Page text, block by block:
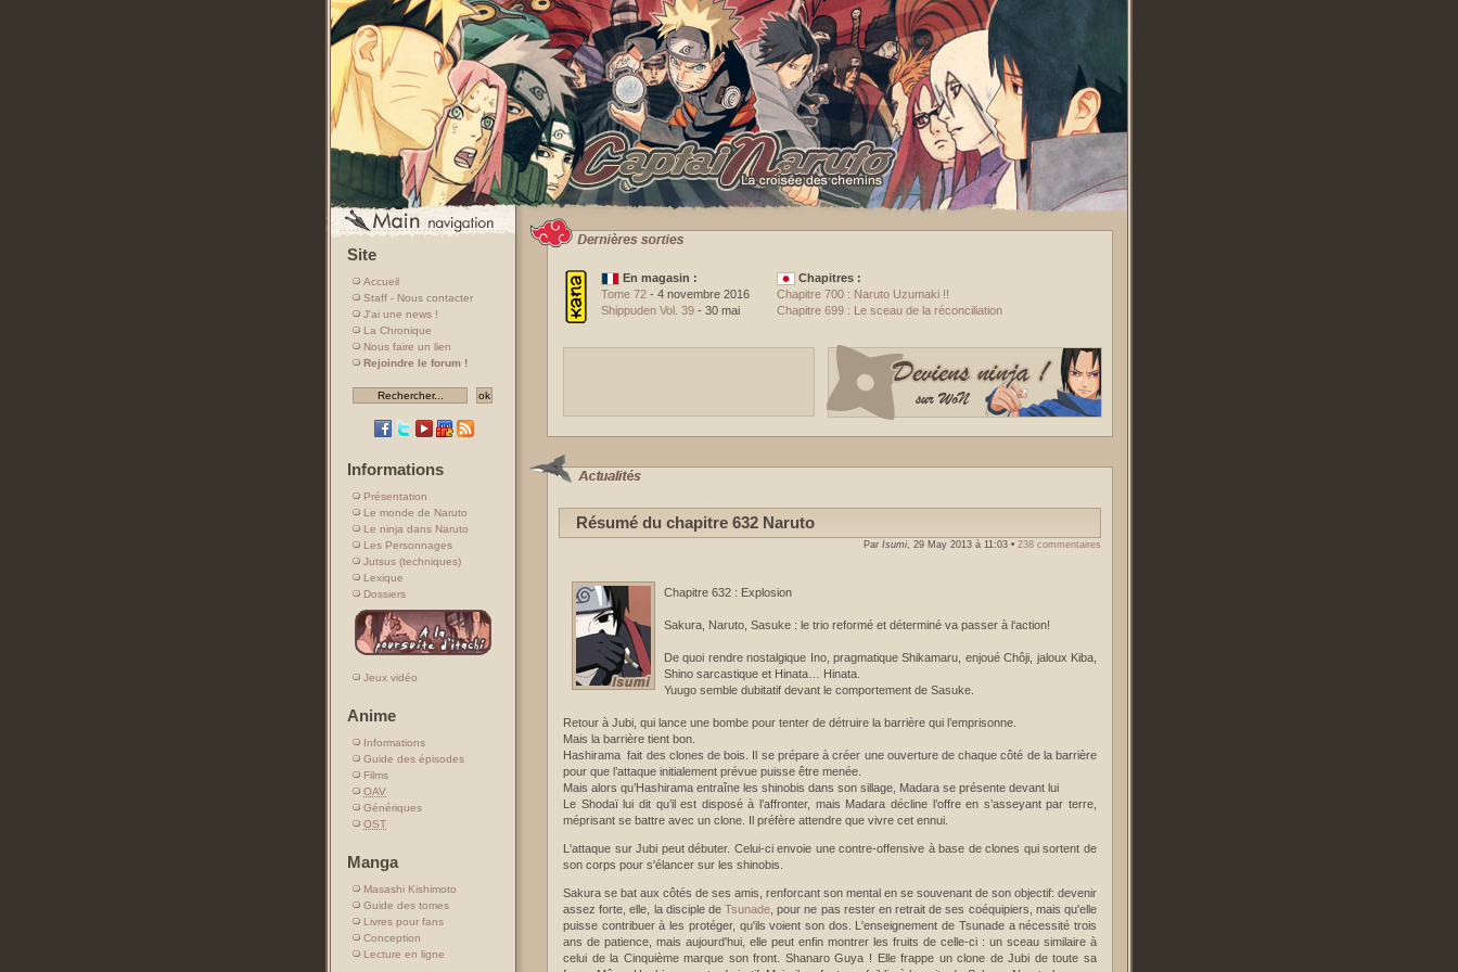
Site
Accueil
Staff - Nous contacter
J'ai une news !
La Chronique
Nous faire un lien
Rejoindre le forum !
Informations
Présentation
Le monde de Naruto
Le ninja dans Naruto
Les Personnages
Jutsus (techniques)
Lexique
Dossiers
Jeux vidéo
Anime
Informations
Guide des épisodes
Films
OAV
Génériques
OST
Manga
Masashi Kishimoto
Guide des tomes
Livres pour fans
Conception
Lecture en ligne
En magasin :
Tome 72 - 4 novembre 2016
Shippuden Vol. 39 - 30 mai
Chapitres :
Chapitre 700 : Naruto Uzumaki !!
Chapitre 699 : Le sceau de la réconciliation
Résumé du chapitre 632 Naruto
Par Isumi, 29 May 2013 à 11:03 • 238 commentaires
Chapitre 632 : Explosion
Sakura, Naruto, Sasuke : le trio reformé et déterminé va passer à l‘action!
De quoi rendre nostalgique Ino, pragmatique Shikamaru, enjoué Chôji, jaloux Kiba,
Shino sarcastique et Hinata… Hinata.
Yuugo semble dubitatif devant le comportement de Sasuke.
Retour à Jubi, qui lance une bombe pour tenter de détruire la barrière qui l’emprisonne.
Mais la barrière tient bon.
Hashirama fait des clones de bois. Il se prépare à créer une ouverture de chaque côté de la barrière
pour que l’attaque initialement prévue puisse être menée.
Mais alors qu’Hashirama entraîne les shinobis dans son sillage, Madara se présente devant lui
Le Shodaï lui dit qu’il est disposé à l’affronter, mais Madara décline l’offre en s’asseyant par terre,
méprisant se battre avec un clone. Il préfère attendre que vivre cet ennui.
L'attaque sur Jubi peut débuter. Celui-ci envoie une contre-offensive à base de clones qui sortent de
son corps pour s'élancer sur les shinobis.
Sakura se bat aux côtés de ses amis, renforcant son mental en se souvenant de son objectif: devenir
assez forte, elle, la disciple deTsunade , pour ne pas rester en retrait de ses coéquipiers, mais qu'elle
puisse contribuer à les protéger, qu'ils voient son dos. L'enseignement de Tsunade a nécessité trois
ans de patience, mais aujourd'hui, elle peut enfin montrer les fruits de celle-ci : un sceau similaire à
celui de la Cinquième marque son front. Shanaro Guya ! Elle frappe un clone de Jubi de toute sa